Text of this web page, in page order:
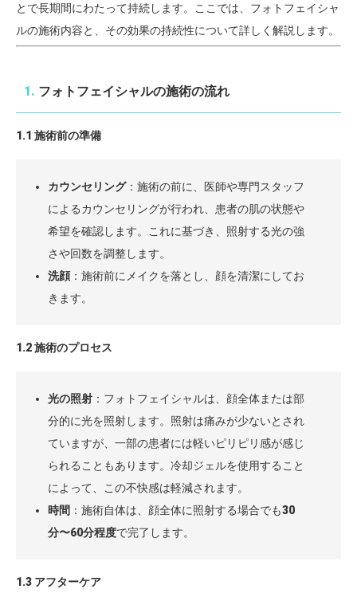
とで長期間にわたって持続します。ここでは、フォトフェイシャ
ルの施術内容と、その効果の持続性について詳しく解説します。
1. フォトフェイシャルの施術の流れ
1.1 施術前の準備
カウンセリング：施術の前に、医師や専門スタッフ
によるカウンセリングが行われ、患者の肌の状態や
希望を確認します。これに基づき、照射する光の強
さや回数を調整します。
洗顔：施術前にメイクを落とし、顔を清潔にしてお
きます。
1.2 施術のプロセス
光の照射 ：フォトフェイシャルは、顔全体または部
分的に光を照射します。照射は痛みが少ないとされ
ていますが、一部の患者には軽いピリピリ感が感じ
られることもあります。冷却ジェルを使用すること
によって、この不快感は軽減されます。
時間 ：施術自体は、顔全体に照射する場合でも30
分〜60分程度で完了します。
1.3 アフターケア